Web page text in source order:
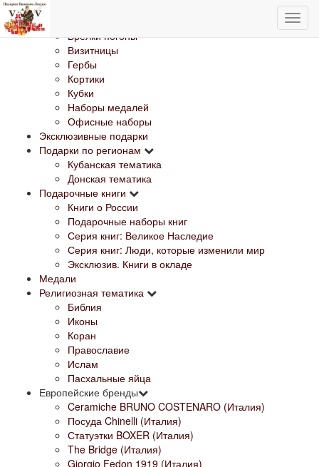
Изделия с Государственной символикой
Брелки погоны
Визитницы
Гербы
Кортики
Кубки
Наборы медалей
Офисные наборы
Эксклюзивные подарки
Подарки по регионам
Кубанская тематика
Донская тематика
Подарочные книги
Книги о России
Подарочные наборы книг
Серия книг: Великое Наследие
Серия книг: Люди, которые изменили мир
Эксклюзив. Книги в окладе
Медали
Религиозная тематика
Библия
Иконы
Коран
Православие
Ислам
Пасхальные яйца
Европейские бренды
Ceramiche BRUNO COSTENARO (Италия)
Посуда Chinelli (Италия)
Статуэтки BOXER (Италия)
The Bridge (Италия)
Giorgio Fedon 1919 (Италия)